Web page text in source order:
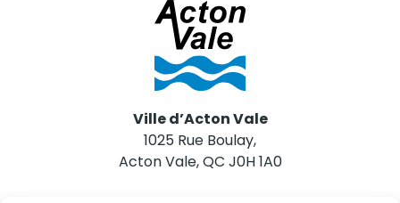
Ville d’Acton Vale
1025 Rue Boulay,
Acton Vale, QC J0H 1A0